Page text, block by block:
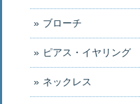
ブローチ
ピアス・イヤリング
ネックレス